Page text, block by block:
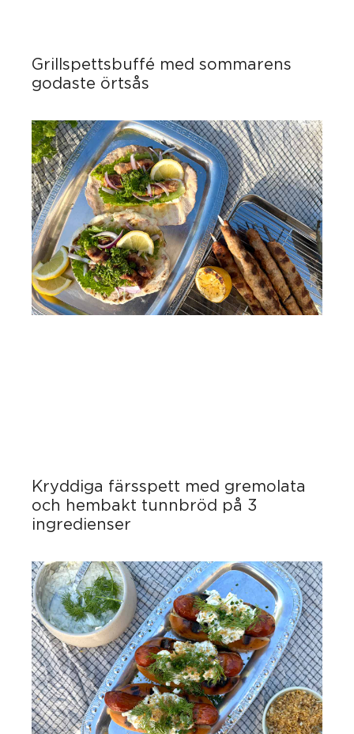
Grillspettsbuffé med sommarens
godaste örtsås
Kryddiga färsspett med gremolata
och hembakt tunnbröd på 3
ingredienser